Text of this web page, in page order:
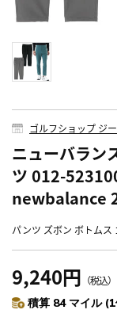
ゴルフショップ ジ
ニューバラン
ツ 012-
newbalance
パンツ ズボン ボトムス
9,240円 （税込）
積算 84 マイル